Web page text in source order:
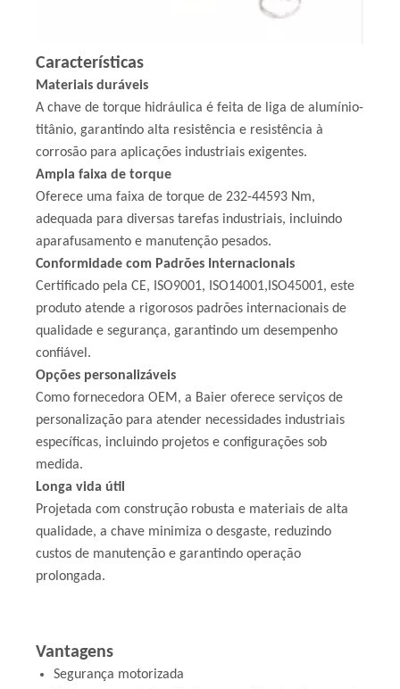
Características
Materiais duráveis
A chave de torque hidráulica é feita de liga de alumínio-
titânio, garantindo alta resistência e resistência à
corrosão para aplicações industriais exigentes.
Ampla faixa de torque
Oferece uma faixa de torque de 232-44593 Nm,
adequada para diversas tarefas industriais, incluindo
aparafusamento e manutenção pesados.
Conformidade com Padrões Internacionais
Certificado pela CE, ISO9001, ISO14001,ISO45001, este
produto atende a rigorosos padrões internacionais de
qualidade e segurança, garantindo um desempenho
confiável.
Opções personalizáveis
Como fornecedora OEM, a Baier oferece serviços de
personalização para atender necessidades industriais
específicas, incluindo projetos e configurações sob
medida.
Longa vida útil
Projetada com construção robusta e materiais de alta
qualidade, a chave minimiza o desgaste, reduzindo
custos de manutenção e garantindo operação
prolongada.
Vantagens
Segurança motorizada